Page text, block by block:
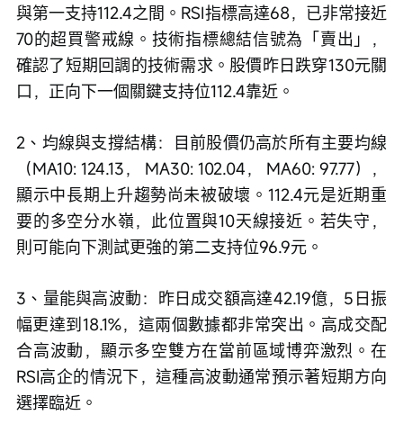
與第一支持112.4之間。RSI指標高達68，已非常接近
70的超買警戒線。技術指標總結信號為「賣出」，
確認了短期回調的技術需求。股價昨日跌穿130元關
口，正向下一個關鍵支持位112.4靠近。
2、均線與支撐結構：目前股價仍高於所有主要均線
（MA10: 124.13， MA30: 102.04， MA60: 97.77），
顯示中長期上升趨勢尚未被破壞。112.4元是近期重
要的多空分水嶺，此位置與10天線接近。若失守，
則可能向下測試更強的第二支持位96.9元。
3、量能與高波動：昨日成交額高達42.19億，5日振
幅更達到18.1%，這兩個數據都非常突出。高成交配
合高波動，顯示多空雙方在當前區域博弈激烈。在
RSI高企的情況下，這種高波動通常預示著短期方向
選擇臨近。